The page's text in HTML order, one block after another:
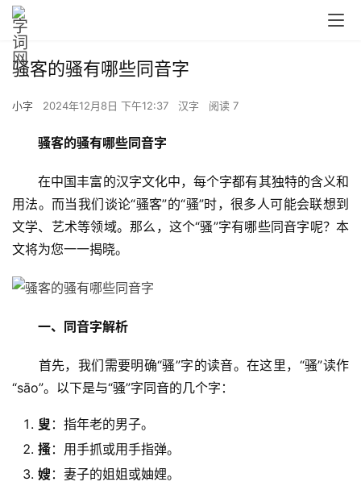
骚客的骚有哪些同音字
小字 2024年12月8日 下午12:37 汉字 阅读 7
骚客的骚有哪些同音字
在中国丰富的汉字文化中，每个字都有其独特的含义和
用法。而当我们谈论“骚客”的“骚”时，很多人可能会联想到
文学、艺术等领域。那么，这个“骚”字有哪些同音字呢？本
文将为您一一揭晓。
一、同音字解析
首先，我们需要明确“骚”字的读音。在这里，“骚”读作
“sāo”。以下是与“骚”字同音的几个字：
叟 ：指年老的男子。
搔：用手抓或用手指弹。
嫂 ：妻子的姐姐或妯娌。